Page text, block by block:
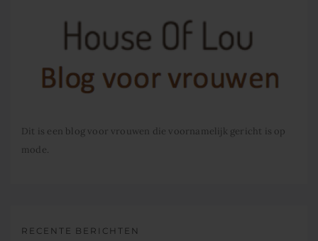
Dit is een blog voor vrouwen die voornamelijk gericht is op
mode.
RECENTE BERICHTEN